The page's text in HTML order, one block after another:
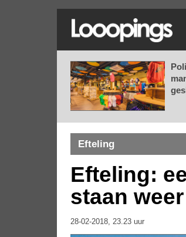
Efteling
Efteling:
staan
28-02-2018, 23.23 uur